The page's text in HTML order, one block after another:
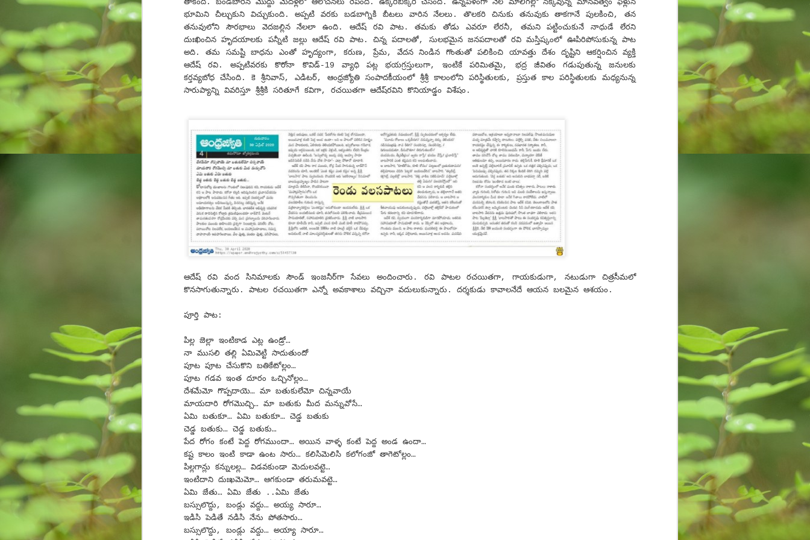
తాకింది. బండ‌బారిన మొద్దు మెద‌ళ్ల‌లో ఆలోచ‌న‌లు రేపింది. ఉక్కిరిబిక్కిరి చేసింది. ఉన్న‌ప‌ళంగా నేల మాలిగ‌ల్లో న‌క్కివున్న మాన‌వ‌త్వం ఫెళ్లున
భూమిని చీల్చుకుని విచ్చుకుంది. అప్ప‌టి వ‌ర‌కు బ‌డ‌బాగ్నికి బీట‌లు వారిన నేల‌లు. తొల‌క‌రి చినుకు త‌నువుకు తాక‌గానే పుల‌కించి, త‌న
త‌నువులోని సౌర‌భాలు వెదజ‌ల్లిన నేల‌లా ఉంది. ఆదేష్ ర‌వి పాట‌. త‌మ‌కు తోడు ఎవ‌రూ లేర‌నీ, త‌మ‌ని పట్టించుకునే నాధుడే లేర‌ని
దుఃఖించిన హృదయాల‌కు ప‌న్నీటి జ‌ల్లు ఆదేష్ ర‌వి పాట‌. చిన్న ప‌దాల‌తో, సుల‌భ‌మైన జ‌న‌ప‌దాల‌తో ర‌వి మ‌స్తిష్కంలో ఊపిరిపోసుకున్న పాట
అది. త‌మ స‌మ‌ష్టి బాధ‌ను ఎంతో హృద్యంగా, క‌రుణ‌, ప్రేమ‌, వేద‌న నిండిన గొంతుతో ప‌లికించి యావ‌త్తు దేశం దృష్టిని ఆక‌ర్షించిన వ్య‌క్తి
ఆదేష్ ర‌వి. అప్ప‌టివ‌ర‌కు కొరోనా కొవిడ్‌-19 వ్యాధి ప‌ట్ల భ‌యగ్ర‌స్తులుగా, ఇంటికే ప‌రిమిత‌మై, భ‌ద్ర జీవితం గ‌డుపుతున్న జ‌నుల‌కు
క‌ర్త‌వ్య‌బోధ చేసింది. కె శ్రీ‌నివాస్‌, ఎడిట‌ర్, ఆంధ్ర‌‌జ్యోతి సంపాద‌కీయంలో శ్రీ‌శ్రీ కాలంలోని ప‌రిస్థితుల‌కు, ప్ర‌స్తుత కాల ప‌రిస్థితులకు మ‌ధ్య‌నున్న‌
సారుప్యాన్ని వివ‌రిస్తూ శ్రీ‌శ్రీ‌కి స‌రితూగే క‌విగా, ర‌చ‌యిత‌గా ఆదేష్‌ర‌విని కొనియాడ్డం విశేషం.
ఆదేష్ ర‌వి వంద సినిమాల‌కు సౌండ్ ఇంజ‌నీర్‌గా సేవ‌లు అందించారు. ర‌వి పాట‌ల ర‌చ‌యిత‌గా, గాయ‌కుడుగా, న‌టుడుగా చిత్ర‌సీమలో
కొన‌సాగుతున్నారు. పాట‌ల ర‌చ‌యిత‌గా ఎన్నో అవ‌కాశాలు వ‌చ్చినా వ‌దులుకున్నా‌రు. ద‌ర్శ‌కుడు కావాల‌నేదే ఆయ‌న బ‌ల‌మైన‌ ఆశ‌యం.
పూర్తి పాట‌:
పిల్ల జెల్లా ఇంటికాడ ఎట్ల ఉండ్రో…
నా ముసలి తల్లి ఏమివెట్టి సాదుతుందో
పూట పూట చేసుకొని బతికేటోల్లం…
పూట గడవ ఇంత దూరం ఒచ్చినోల్లం…
దేశమేమో గొప్పదాయె… మా బతుకులేమో చిన్నవాయే
మాయదారి రోగమొచ్చి… మా బతుకు మీద మన్నువోసే…
ఏమి బతుకూ… ఏమి బతుకూ… చెడ్డ బతుకు
చెడ్డ బతుకు… చెడ్డ బతుకు…
పేద రోగం కంటే పెద్ద రోగముందా… అయిన వాళ్ళ కంటే పెద్ద అండ ఉందా…
కష్ట కాలం ఇంటి కాడా ఉంట సారు… కలిసిమెలిసి కలోగంజో తాగెటోల్లం…
పిల్లగాన్లు కన్నులల్ల… విడవకుండా మెదులవట్టె…
ఇంటిదాని దుఃఖమెమో… ఆగకుండా తరుమవట్టె…
ఏమి జేతు… ఏమి జేతు ..ఏమి జేతు
బస్సులొద్దు, బండ్లు వద్దు… అయ్య సారూ…
ఇడిసి పెడితే నడిసి నేను పోతసారు…
బస్సులొద్దు, బండ్లు వద్దు… అయ్యా సారూ…
OCT
30
Do your duty!
Chapter 2, Verse 47 of Bhagwad Gita says
कर्मण्येवाधिकारस्ते मा फलेषु कदाचन |
मा कर्मफलहेतुर्भूर्मा ते सङ्गोऽस्त्वकर्मणि || 47 ||
mā karma-phala-hetur bhūr mā te saṅgo ’stvakarmaṇi
Do your duty and don’t bother about the results.
OCT
15
Do you know?
As per the key facts published by UNICEF, Three billion people
do not have a handwashing facility with water and soap at home.
Almost half of schools lack a handwashing facility with water and soap,
affecting some 818 million school-age children.
Roughly 32% of health-care facilities lack hand hygiene facilities at
So are we..!
Eastern Ghats Wildlife Society, Butterflies Research Centre, Wish
Foundation and few more organizations are participating in the
programmes. Encourage your children to take part in the programmes. It
is a great learning and an opportunity for them to talk about their
favourite wildlife forms. Support your children to understand the
importance of wildlife in our nature, on our earth and in our Eco-system.
AUG
28
Evolution of Story Writing!
Times have changed but not emotions and feelings. These are
universal. Stories are part and parcel of civilization and human
development. Written word is found in Mesopotamia – present day Iraq,
dated back to 3200 BC. Stories were told and passed on vocally to
generations after generations by our ancestors. There were words,
images, song, dance, feelings and expressions to the stories. Earlier,
we used to write stories with pen and ink on the leaves of palm and later